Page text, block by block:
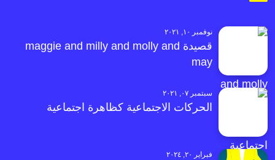
نوفمبر ١٠, ٢٠٢١
قصيدة maggie and milly and molly and
may
سبتمبر ٠٧, ٢٠٢١
الحركات الاجتماعية كظاهرة اجتماعية
فبراير ٢٠, ٢٠٢٤